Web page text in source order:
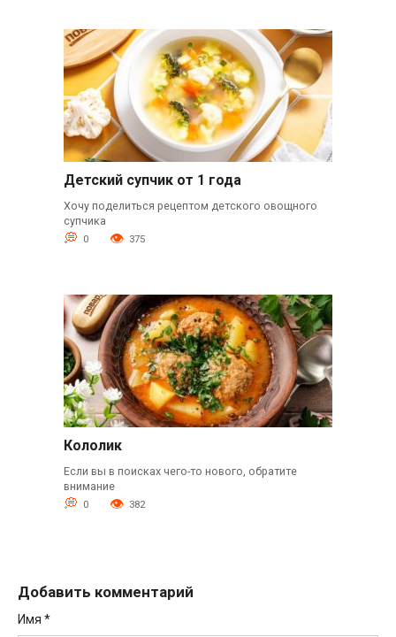
Детский супчик от 1 года
Хочу поделиться рецептом детского овощного
супчика
0 375
Кололик
Если вы в поисках чего-то нового, обратите
внимание
0 382
Добавить комментарий
Имя *